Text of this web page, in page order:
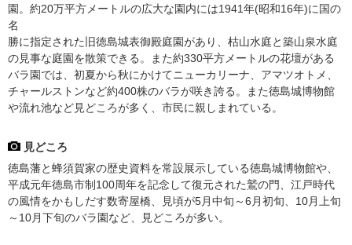
園。約20万平方メートルの広大な園内には1941年(昭和16年)に国の
名
勝に指定された旧徳島城表御殿庭園があり、枯山水庭と築山泉水庭
の見事な庭園を散策できる。また約330平方メートルの花壇がある
バラ園では、初夏から秋にかけてニューカリーナ、アマツオトメ、
チャールストンなど約400株のバラが咲き誇る。また徳島城博物館
や流れ池など見どころが多く、市民に親しまれている。
見どころ
徳島藩と蜂須賀家の歴史資料を常設展示している徳島城博物館や、
平成元年徳島市制100周年を記念して復元された鷲の門、江戸時代
の風情をかもしだす数寄屋橋、見頃が5月中旬～6月初旬、10月上旬
～10月下旬のバラ園など、見どころが多い。